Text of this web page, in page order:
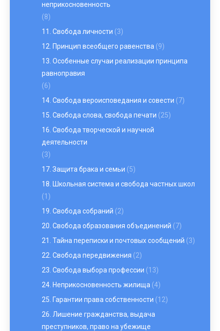
неприкосновенность
(8)
11. Свобода личности (3)
12. Принцип всеобщего равенства (9)
13. Особенные случаи реализации принципа
равноправия
(6)
14. Свобода вероисповедания и совести (7)
15. Свобода слова, свобода печати (25)
16. Свобода творческой и научной
деятельности
(3)
17. Защита брака и семьи (5)
18. Школьная система и свобода частных школ
(1)
19. Свобода собраний (2)
20. Свобода образования объединений (7)
21. Тайна переписки и почтовых сообщений (3)
22. Свобода передвижения (2)
23. Свобода выбора профессии (13)
24. Неприкосновенность жилища (4)
25. Гарантии права собственности (12)
26. Лишение гражданства, выдача
преступников, право на убежище